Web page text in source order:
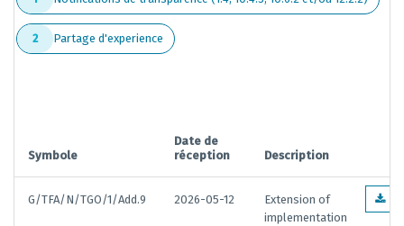
2 Partage d'experience
Symbole
Date de
réception
Description
G/TFA/N/TGO/1/Add.9 2026-05-12
Extension of
implementation